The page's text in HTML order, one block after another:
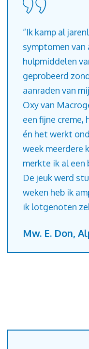
“Ik kamp al
symptomen van
hulpmiddelen
geprobeerd
aanraden van
Oxy van
een fijne
én het werkt
week meerdere
merkte ik al
De jeuk werd
weken heb ik
ik lotgenoten
Mw. E. Don,